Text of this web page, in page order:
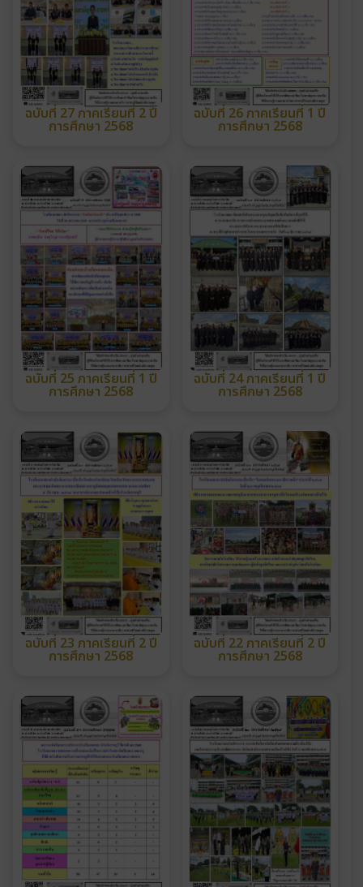
ฉบับที่ 27 ภาคเรียนที่ 2 ปี
การศึกษา 2568
ฉบับที่ 26 ภาคเรียนที่ 1 ปี
การศึกษา 2568
ฉบับที่ 25 ภาคเรียนที่ 1 ปี
การศึกษา 2568
ฉบับที่ 24 ภาคเรียนที่ 1 ปี
การศึกษา 2568
ฉบับที่ 23 ภาคเรียนที่ 2 ปี
การศึกษา 2568
ฉบับที่ 22 ภาคเรียนที่ 2 ปี
การศึกษา 2568